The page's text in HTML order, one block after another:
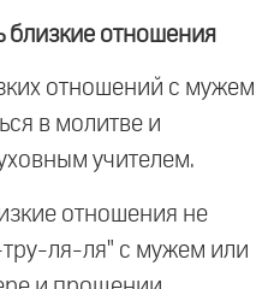
близкие отношения
отношений с мужем
в молитве и
учителем.
отношения не
ля-ля" с мужем или